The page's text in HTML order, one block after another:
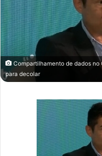
Compartilhamento de dados
para decolar